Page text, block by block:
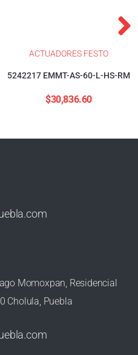
ACTUADORES FESTO
5242217 EMMT-AS-60-L-HS-RM
$30,836.60
Momoxpan, Residencial
Cholula, Puebla